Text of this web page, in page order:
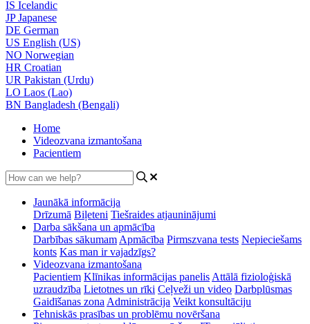
IS Icelandic
JPJapanese
DE German
US English (US)
NO Norwegian
HR Croatian
UR Pakistan (Urdu)
LO Laos (Lao)
BN Bangladesh (Bengali)
Home
Videozvana izmantošana
Pacientiem
Jaunākā informācija
Drīzumā Biļeteni Tiešraides atjauninājumi
Darba sākšana un apmācība
Darbības sākumam Apmācība Pirmszvana tests Nepieciešams
konts Kas man ir vajadzīgs?
Videozvana izmantošana
Pacientiem Klīnikas informācijas panelis Attālā fizioloģiskā
uzraudzība Lietotnes un rīki Ceļveži un video Darbplūsmas
Gaidīšanas zona Administrācija Veikt konsultāciju
Tehniskās prasības un problēmu novēršana